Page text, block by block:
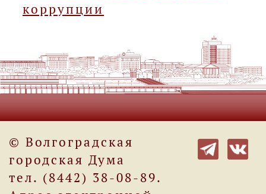
коррупции
© Волгоградская
городская Дума
тел. (8442) 38-08-89.